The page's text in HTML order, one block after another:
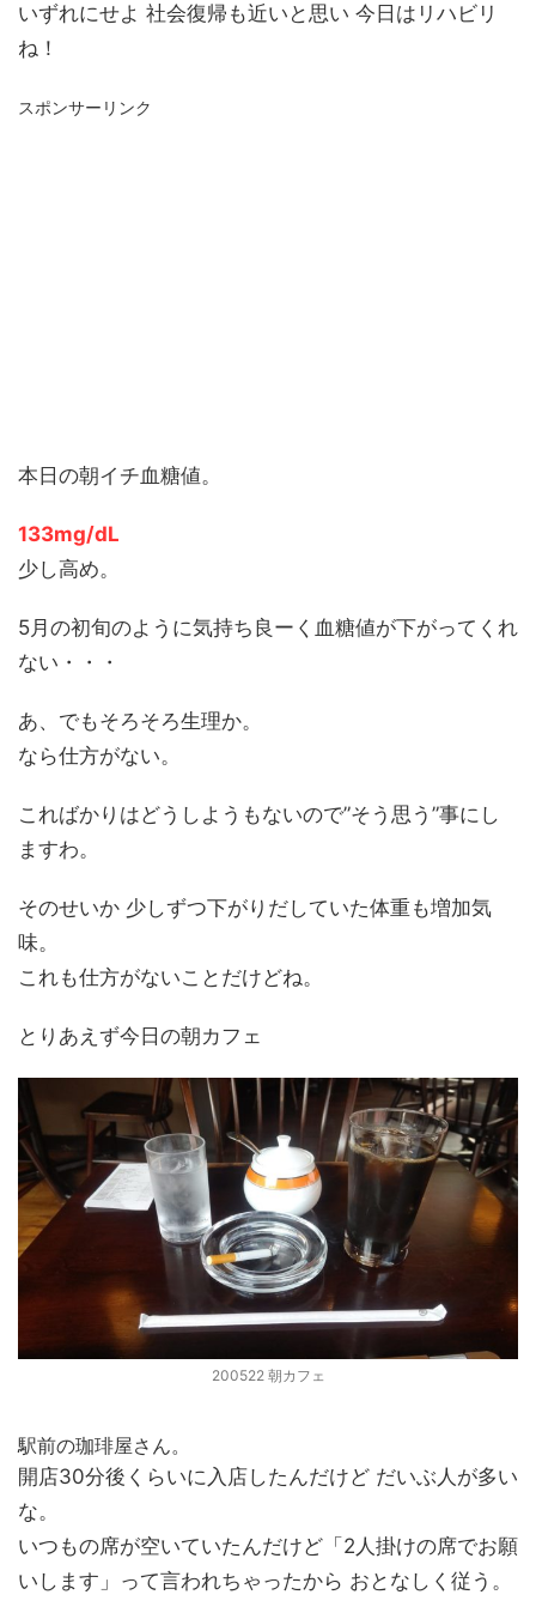
いずれにせよ 社会復帰も近いと思い 今日はリハビリ
ね！
スポンサーリンク
本日の朝イチ血糖値。
133mg/dL
少し高め。
5月の初旬のように気持ち良ーく血糖値が下がってくれ
ない・・・
あ、でもそろそろ生理か。
なら仕方がない。
こればかりはどうしようもないので”そう思う”事にし
ますわ。
そのせいか 少しずつ下がりだしていた体重も増加気
味。
これも仕方がないことだけどね。
とりあえず今日の朝カフェ
200522 朝カフェ
駅前の珈琲屋さん。
開店30分後くらいに入店したんだけど だいぶ人が多い
な。
いつもの席が空いていたんだけど「2人掛けの席でお願
いします」って言われちゃったから おとなしく従う。